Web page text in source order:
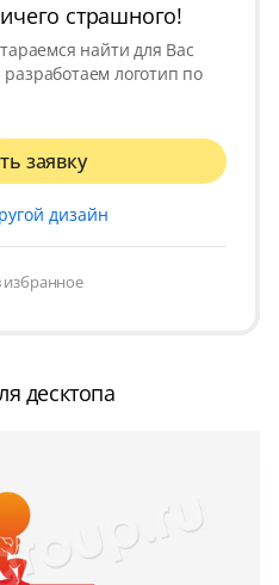
страшного!
найти для Вас
логотип по
заявку
дизайн
десктопа